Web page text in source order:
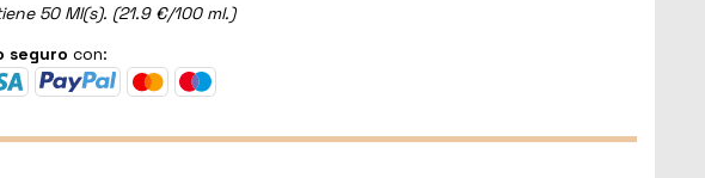
50 Ml(s). (21.9 €/100 ml.)
seguro con: